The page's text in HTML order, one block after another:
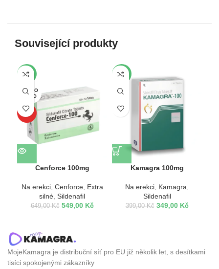
Související produkty
-15%
VYPRO
DÁNO
TOP
Cenforce 100mg
Na erekci, Cenforce, Extra
silné Sildenafil
649,00Kč 549,00 Kč
-13%
Kamagra 100mg
Na erekci Kamagra
Sildenafil
399,00Kč 349,00 Kč
MojeKamagra je distribuční síť pro EU již několik let, s desítkami
tisíci spokojenými zákazníky